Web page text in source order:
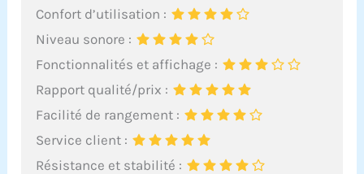
Confort d’utilisation :
Niveau sonore :
Fonctionnalités et affichage :
Rapport qualité/prix :
Facilité de rangement :
Service client :
Résistance et stabilité :